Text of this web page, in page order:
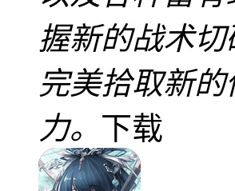
握新的战术
完美拾取新
力。 下载